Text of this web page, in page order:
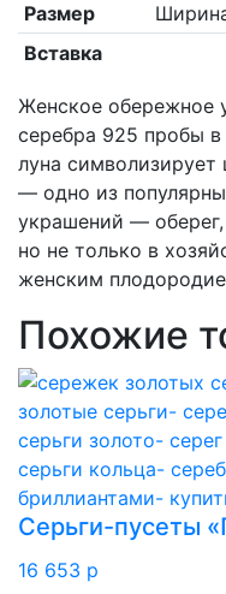
Размер
Вставка
Женское обережное
серебра 925 пробы
луна
— одно из
украшений —
но не только в
женским
Похожие
Серьги-пусеты
16 653 p